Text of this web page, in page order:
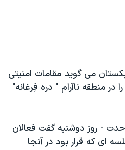
می گويد مقامات امنيتی
را در منطقه ناآرام " دره فِرغانه"
- روز دوشنبه گفت فعالان
ای که قرار بود در آنجا